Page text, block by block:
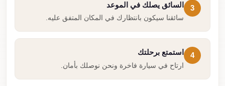
3
السائق يصلك في الموعد
سائقنا سيكون بانتظارك في المكان المتفق عليه.
4
استمتع برحلتك
ارتاح في سيارة فاخرة ونحن نوصلك بأمان.